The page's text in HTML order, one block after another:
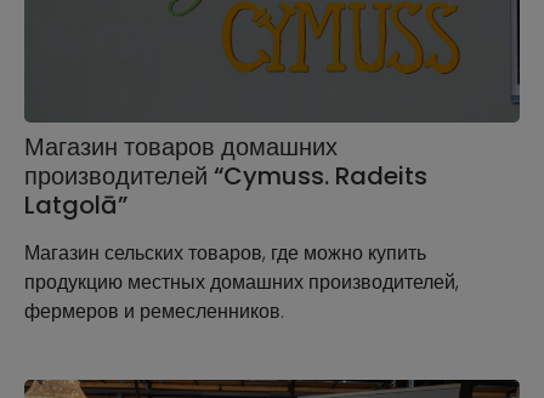
Магазин товаров домашних
производителей “Cymuss. Radeits
Latgolā”
Магазин сельских товаров, где можно купить
продукцию местных домашних производителей,
фермеров и ремесленников.